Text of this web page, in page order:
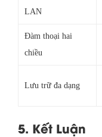
LAN
Đàm thoại hai
chiều
Lưu trữ đa dạng
5. Kết Luận